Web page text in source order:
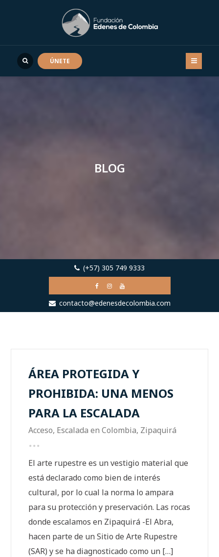
ÚNETE
BLOG
(+57) 305 749 9333
contacto@edenesdecolombia.com
ÁREA PROTEGIDA Y
PROHIBIDA: UNA MENOS
PARA LA ESCALADA
Acceso, Escalada en Colombia, Zipaquirá
El arte rupestre es un vestigio material que
está declarado como bien de interés
cultural, por lo cual la norma lo ampara
para su protección y preservación. Las rocas
donde escalamos en Zipaquirá -El Abra,
hacen parte de un Sitio de Arte Rupestre
(SAR) y se ha diagnosticado como un […]